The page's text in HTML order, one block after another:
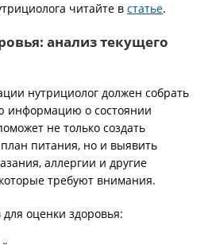
читайте в статье.
анализ текущего
нутрициолог должен собрать
информацию о состоянии
не только создать
питания, но и выявить
аллергии и другие
требуют внимания.
оценки здоровья: